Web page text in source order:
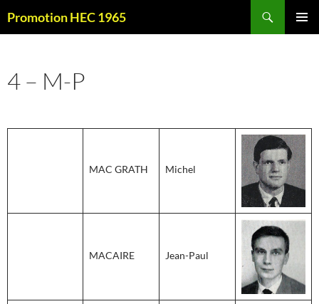
auPromotion HEC 1965
4 – M-P
MAC GRATH Michel
MACAIRE Jean-Paul